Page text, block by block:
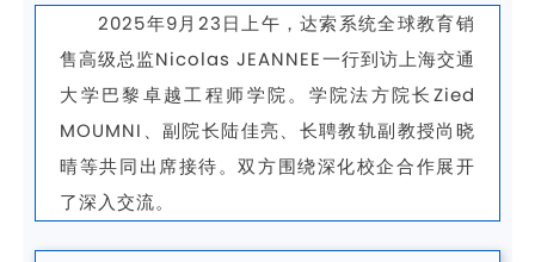
2025年9月23日上午，达索系统全球教育销
售高级总监Nicolas JEANNEE一行到访上海交通
大学巴黎卓越工程师学院。学院法方院长Zied
MOUMNI、副院长陆佳亮、长聘教轨副教授尚晓
晴等共同出席接待。双方围绕深化校企合作展开
了深入交流。